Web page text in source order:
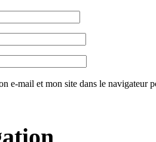
e-mail et mon site dans le navigateur